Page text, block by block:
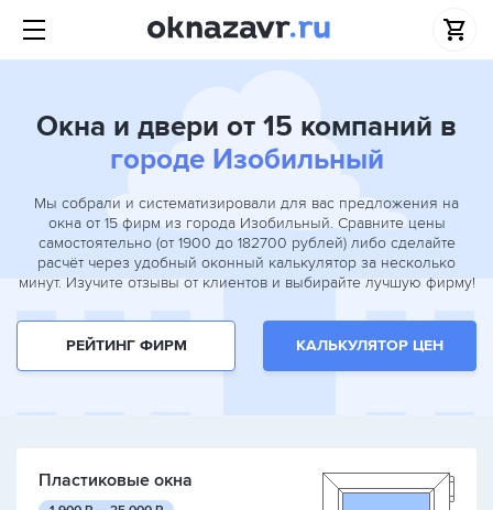
Окна и двери от 15 компаний в
городе Изобильный
Мы собрали и систематизировали для вас предложения на
окна от 15 фирм из города Изобильный. Сравните цены
самостоятельно (от 1900 до 182700 рублей) либо сделайте
расчёт через удобный оконный калькулятор за несколько
минут. Изучите отзывы от клиентов и выбирайте лучшую фирму!
РЕЙТИНГ ФИРМ КАЛЬКУЛЯТОР ЦЕН
Пластиковые окна